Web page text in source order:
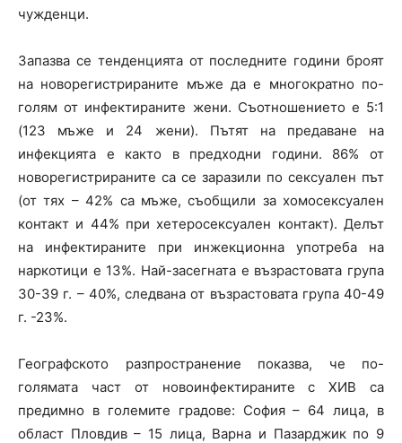
чужденци.
Запазва се тенденцията от последните години броят
на новорегистрираните мъже да е многократно по-
голям от инфектираните жени. Съотношението е 5:1
(123 мъже и 24 жени). Пътят на предаване на
инфекцията е както в предходни години. 86% от
новорегистрираните са се заразили по сексуален път
(от тях – 42% са мъже, съобщили за хомосексуален
контакт и 44% при хетеросексуален контакт). Делът
на инфектираните при инжекционна употреба на
наркотици е 13%. Най-засегната е възрастовата група
30-39 г. – 40%, следвана от възрастовата група 40-49
г. -23%.
Географското разпространение показва, че по-
голямата част от новоинфектираните с ХИВ са
предимно в големите градове: София – 64 лица, в
област Пловдив – 15 лица, Варна и Пазарджик по 9